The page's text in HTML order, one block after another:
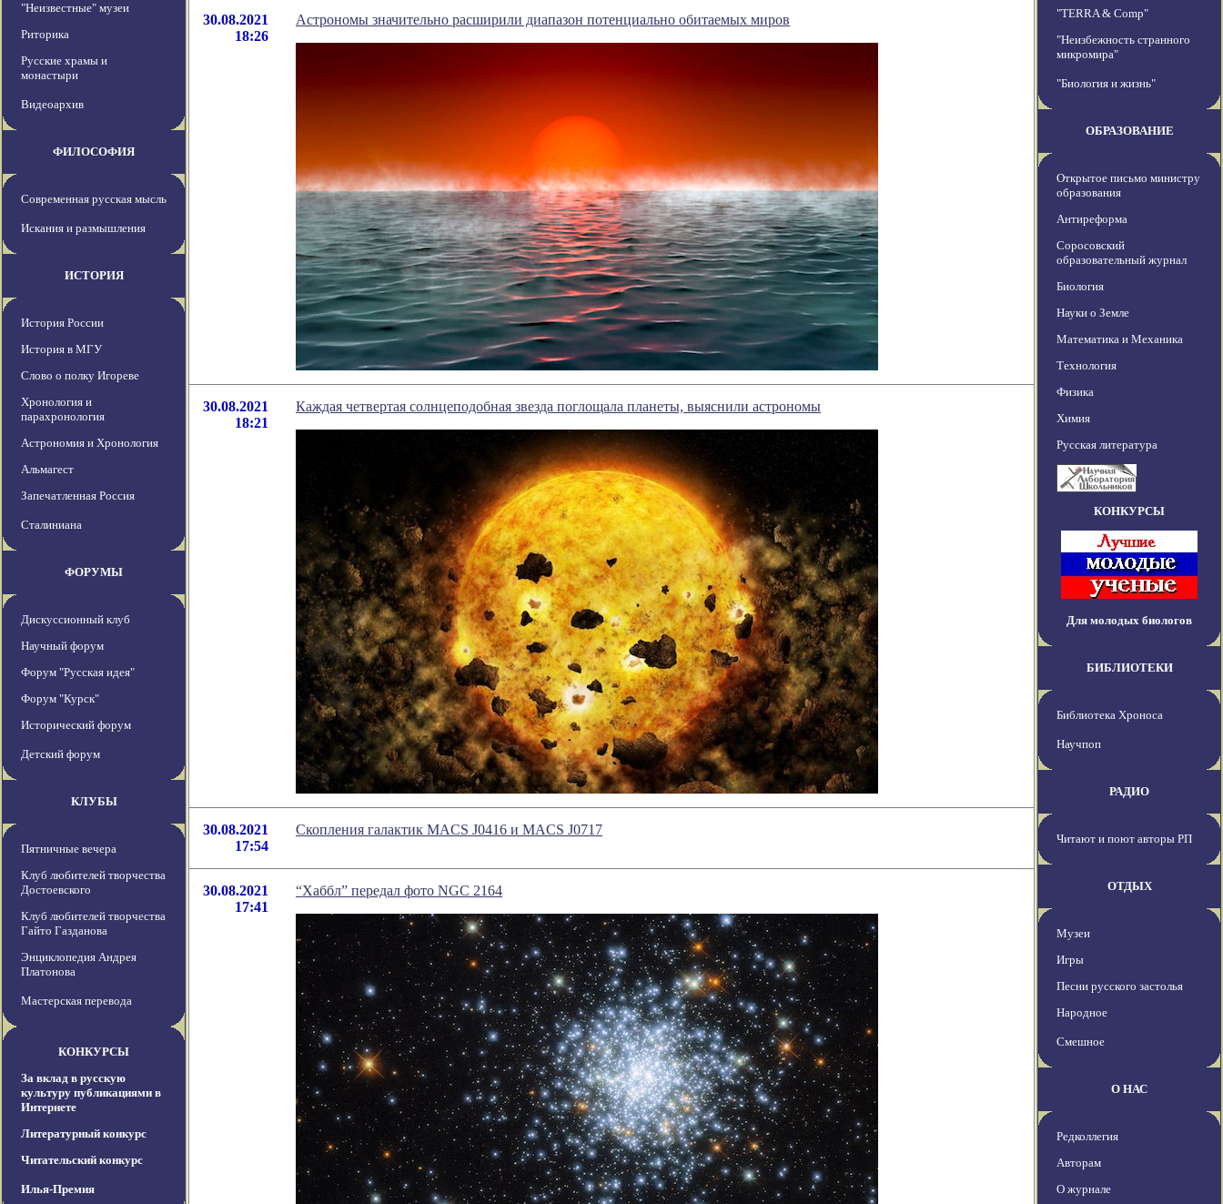
"Неизвестные" музеи
Риторика
Русские храмы и
монастыри
Видеоархив
ФИЛОСОФИЯ
Современная русская мысль
Искания и размышления
ИСТОРИЯ
История России
История в МГУ
Слово о полку Игореве
Хронология и
парахронология
Астрономия и Хронология
Альмагест
Запечатленная Россия
Сталиниана
ФОРУМЫ
Дискуссионный клуб
Научный форум
Форум "Русская идея"
Форум "Курск"
Исторический форум
Детский форум
КЛУБЫ
Пятничные вечера
Клуб любителей творчества
Достоевского
Клуб любителей творчества
Гайто Газданова
Энциклопедия Андрея
Платонова
Мастерская перевода
КОНКУРСЫ
За вклад в русскую
культуру публикациями в
Интернете
Литературный конкурс
Читательский конкурс
Илья-Премия
30.08.2021
18:26
Астрономы значительно расширили диапазон потенциально обитаемых миров
30.08.2021
18:21
Каждая четвертая солнцеподобная звезда поглощала планеты, выяснили астрономы
30.08.2021
17:54
Скопления галактик MACS J0416 и MACS J0717
30.08.2021
17:41
“Хаббл” передал фото NGC 2164
"TERRA & Comp"
"Неизбежность странного
микромира"
"Биология и жизнь"
ОБРАЗОВАНИЕ
Открытое письмо министру
образования
Антиреформа
Соросовский
образовательный журнал
Биология
Науки о Земле
Математика и Механика
Технология
Физика
Химия
Русская литература
КОНКУРСЫ
Для молодых биологов
БИБЛИОТЕКИ
Библиотека Хроноса
Научпоп
РАДИО
Читают и поют авторы РП
ОТДЫХ
Музеи
Игры
Песни русского застолья
Народное
Смешное
О НАС
Редколлегия
Авторам
О журнале